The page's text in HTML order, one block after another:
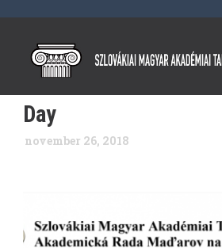
Day
november 26, 2018